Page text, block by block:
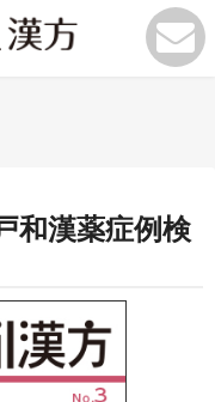
和漢薬症例検